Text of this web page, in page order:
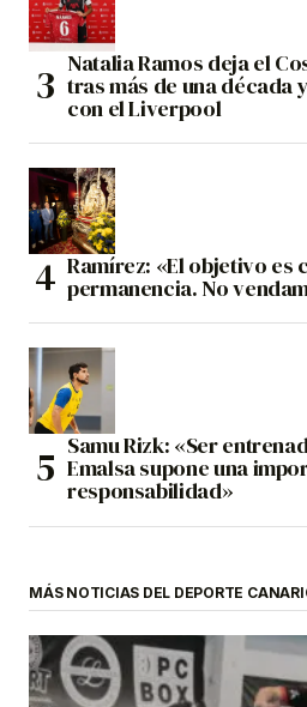
Natalia Ramos deja el
tras más de una década
con el Liverpool
Ramírez: «El objetivo es
permanencia. No
Samu Rizk: «Ser
Emalsa supone una
responsabilidad»
MÁS NOTICIAS DEL DEPORTE